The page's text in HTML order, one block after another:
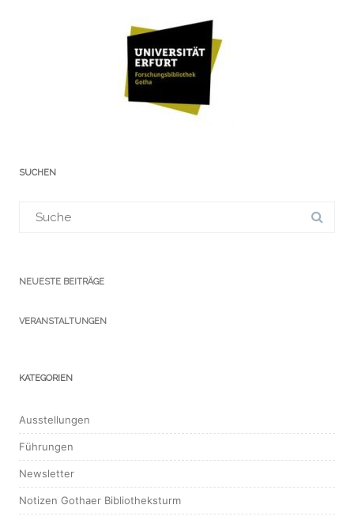
SUCHEN
für:
NEUESTE BEITRÄGE
VERANSTALTUNGEN
KATEGORIEN
Ausstellungen
Führungen
Newsletter
Notizen Gothaer Bibliotheksturm